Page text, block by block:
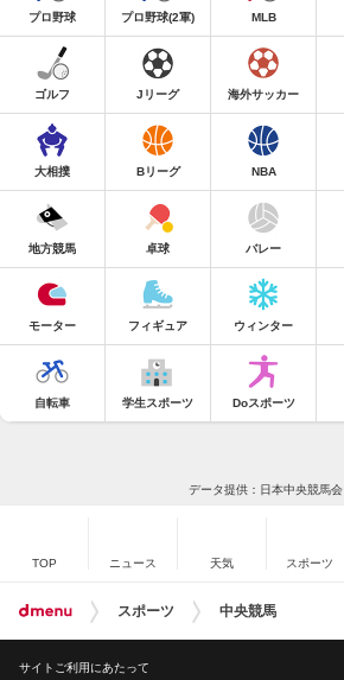
プロ野球 プロ野球(2軍) MLB
ゴルフ Jリーグ 海外サッカー
大相撲 Bリーグ NBA
地方競馬 卓球 バレー
モーター フィギュア ウィンター
自転車 学生スポーツ Doスポーツ
データ提供：日本中央競馬会
TOP ニュース 天気 スポーツ
スポーツ 中央競馬
サイトご利用にあたって